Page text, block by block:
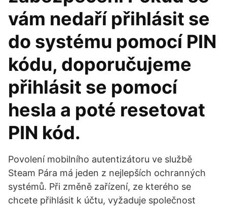
vám nedaří přihlásit se
do systému pomocí PIN
kódu, doporučujeme
přihlásit se pomocí
hesla a poté resetovat
PIN kód.
Povolení mobilního autentizátoru ve službě
Steam Pára má jeden z nejlepších ochranných
systémů. Při změně zařízení, ze kterého se
chcete přihlásit k účtu, vyžaduje společnost